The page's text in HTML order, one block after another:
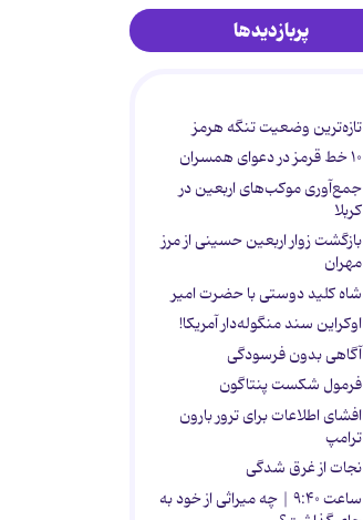
پربازدیدها
تازه‌ترین وضعیت تنگه هرمز
۱۰ خط قرمز در دعوای همسران
جمع‌آوری موکب‌های اربعین در
کربلا
بازگشت زوار اربعین حسینی از مرز
مهران
شاه کلید دوستی با حضرت امیر
اوکراین سند منگوله‌دار آمریکا!
آگاهی بدون فرسودگی
فرمول شکست پنتاگون
افشای اطلاعات برای ترور بارون
ترامپ
نجات از غرق شدگی
ساعت ۹:۴۰ | چه میراثی از خود به